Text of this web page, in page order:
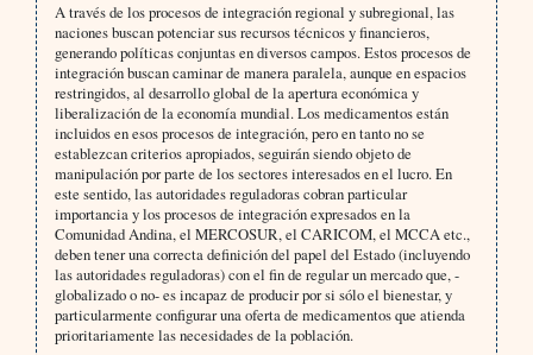
A través de los procesos de integración regional y subregional, las
naciones buscan potenciar sus recursos técnicos y financieros,
generando políticas conjuntas en diversos campos. Estos procesos de
integración buscan caminar de manera paralela, aunque en espacios
restringidos, al desarrollo global de la apertura económica y
liberalización de la economía mundial. Los medicamentos están
incluidos en esos procesos de integración, pero en tanto no se
establezcan criterios apropiados, seguirán siendo objeto de
manipulación por parte de los sectores interesados en el lucro. En
este sentido, las autoridades reguladoras cobran particular
importancia y los procesos de integración expresados en la
Comunidad Andina, el MERCOSUR, el CARICOM, el MCCA etc.,
deben tener una correcta definición del papel del Estado (incluyendo
las autoridades reguladoras) con el fin de regular un mercado que, -
globalizado o no- es incapaz de producir por si sólo el bienestar, y
particularmente configurar una oferta de medicamentos que atienda
prioritariamente las necesidades de la población.